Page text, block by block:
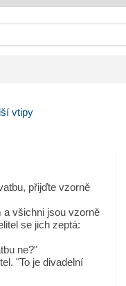
vtipy
přijďte vzorně
a všichni jsou vzorně
se jich zeptá:
ne?"
"To je divadelní